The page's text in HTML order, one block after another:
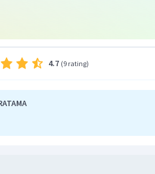
4.7 (9 rating)